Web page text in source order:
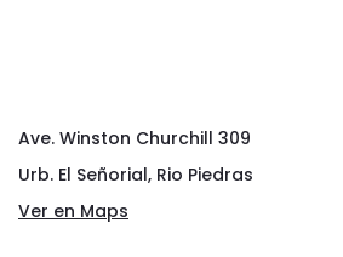
Ave. Winston Churchill 309
Urb. El Señorial, Rio Piedras
Ver en Maps